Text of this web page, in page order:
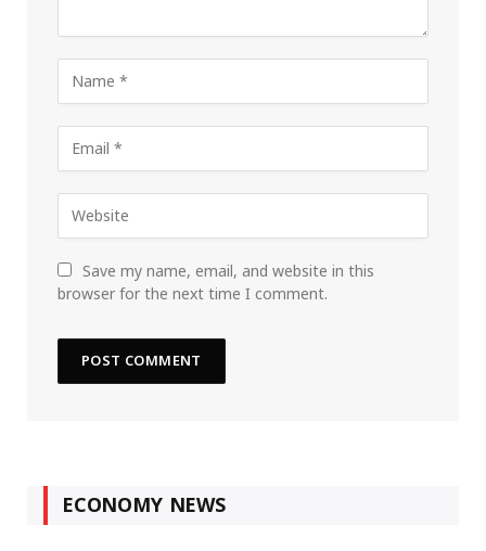
Save my name, email, and website in this
browser for the next time I comment.
ECONOMY NEWS